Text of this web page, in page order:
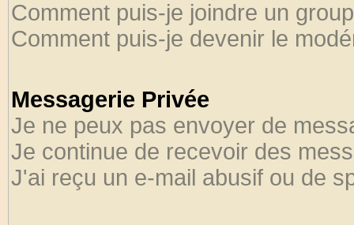
Comment puis-je joindre un
Comment puis-je devenir le
Messagerie Privée
Je ne peux pas envoyer de
Je continue de recevoir des
J'ai reçu un e-mail abusif ou de